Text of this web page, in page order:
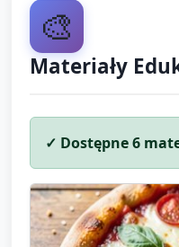
🎨
Materiały
✓ Dostępne6